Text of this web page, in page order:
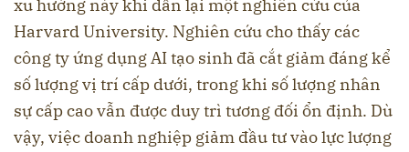
xu hướng này khi dẫn lại một nghiên cứu của
Harvard University. Nghiên cứu cho thấy các
công ty ứng dụng AI tạo sinh đã cắt giảm đáng kể
số lượng vị trí cấp dưới, trong khi số lượng nhân
sự cấp cao vẫn được duy trì tương đối ổn định. Dù
vậy, việc doanh nghiệp giảm đầu tư vào lực lượng